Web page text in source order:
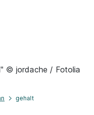
© jordache / Fotolia
gehalt